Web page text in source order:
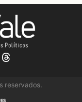
reservados.